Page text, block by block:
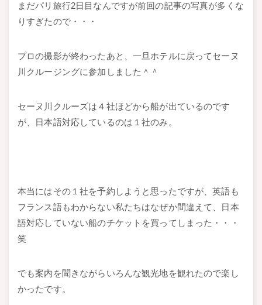
まだパリ旅行2日目なんですが前回の記事の写真が多くな
りすぎたので・・・
プロの撮影が終わったあと、一旦ホテルに戻ってセーヌ
川クルージングに参加しました＾＾
セーヌ川クルーズは４社ほどから船が出ているのです
が、日本語対応しているのは１社のみ。
本当にはその１社を予約しようと思ったですが、英語も
フランス語もわからない私たちはなぜか間違えて、日本
語対応していない船のチケットを買ってしまった・・・
笑
でも案内を聞きながらいろんな観光地を観れたので楽し
かったです。